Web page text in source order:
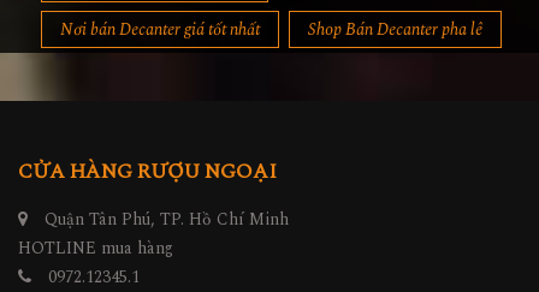
Nơi bán Decanter giá tốt nhất
Shop Bán Decanter pha lê
CỬA HÀNG RƯỢU NGOẠI
Quận Tân Phú, TP. Hồ Chí Minh
HOTLINE mua hàng
0972.12345.1